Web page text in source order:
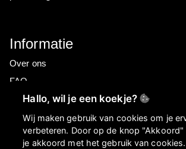
Informatie
Over ons
FAQ
Privacyverklaring
Contactgegevens
Hallo, wil je een koekje?
Wij maken gebruik van cookies om je
verbeteren. Door op de knop "Akkoord"
je akkoord met het gebruik van cookies.